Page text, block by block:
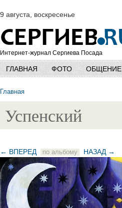
9 августа, воскресенье
Интернет-журнал Сергиева Посада
ГЛАВНАЯ ФОТО ОБЩЕНИЕ
Главная
Успенский
← ВПЕРЕД по альбому НАЗАД →